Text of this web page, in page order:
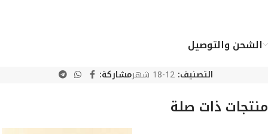
الشحن والتوصيل
التصنيف: 12-18 شهر مشاركة:
منتجات ذات صلة